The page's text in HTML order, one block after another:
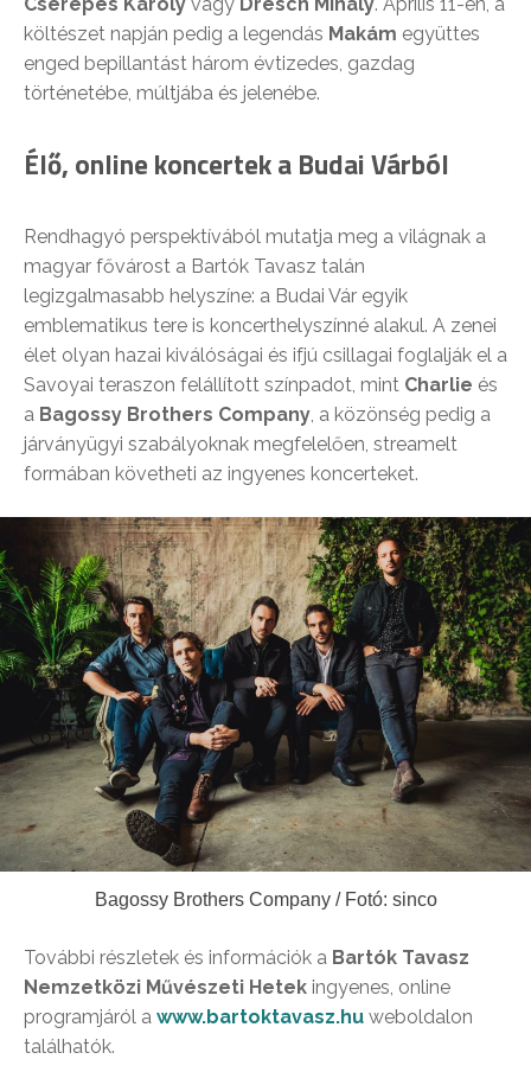
költészet napján pedig a legendás Makám együttes
enged bepillantást három évtizedes, gazdag
történetébe, múltjába és jelenébe.
Élő, online koncertek a Budai Várból
Rendhagyó perspektívából mutatja meg a világnak a
magyar fővárost a Bartók Tavasz talán
legizgalmasabb helyszíne: a Budai Vár egyik
emblematikus tere is koncerthelyszínné alakul. A zenei
élet olyan hazai kiválóságai és ifjú csillagai foglalják el a
Savoyai teraszon felállított színpadot, mint Charlie és
a Bagossy Brothers Company, a közönség pedig a
járványügyi szabályoknak megfelelően, streamelt
formában követheti az ingyenes koncerteket.
Bagossy Brothers Company / Fotó: sinco
További részletek és információk a Bartók Tavasz
Nemzetközi Művészeti Hetek ingyenes, online
programjáról a www.bartoktavasz.hu weboldalon
találhatók.